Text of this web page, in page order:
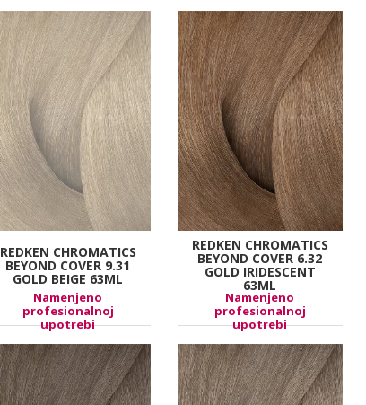
REDKEN CHROMATICS
BEYOND COVER 9.31
GOLD BEIGE 63ML
Namenjeno
profesionalnoj
upotrebi
REDKEN CHROMATICS
BEYOND COVER 6.32
GOLD IRIDESCENT
63ML
Namenjeno
profesionalnoj
upotrebi